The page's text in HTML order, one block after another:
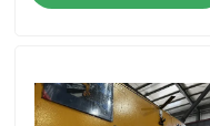
Chi siamo